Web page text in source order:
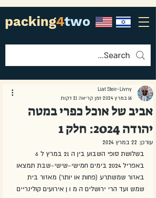
packing4two
אביב של אוכל כפרי במטה
יהודה 2024: חלק 1
Liat Steir-Livny
16 במרץ 2024
זמן קריאה 21 דקות
עודכן: 22 במרץ 2024
באפריל 2024 בימים חמישי-שישי-שבת תמצאו
באזור שמשתרע (פחות או יותר) מאזור בית
שמש ועד הרי ירושלים ה מ ו ן אירועים קולינריים